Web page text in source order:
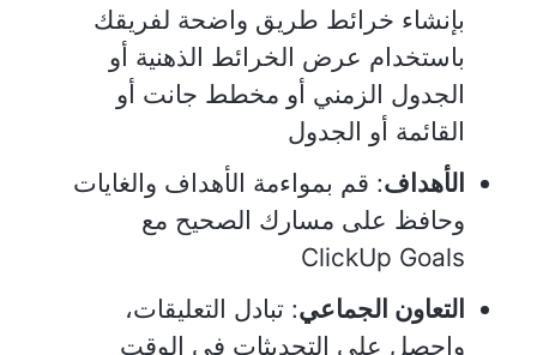
بإنشاء خرائط طريق واضحة لفريقك
باستخدام عرض الخرائط الذهنية أو
الجدول الزمني أو مخطط جانت أو
القائمة أو الجدول
الأهداف: قم بمواءمة الأهداف والغايات
وحافظ على مسارك الصحيح مع
ClickUp Goals
التعاون الجماعي: تبادل التعليقات،
واحصل على التحديثات في الوقت